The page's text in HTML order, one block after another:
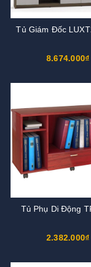
Tủ Giám Đốc
8.674.000₫
Tủ Phụ Di Động
2.382.000₫